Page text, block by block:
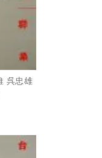
呉忠雄